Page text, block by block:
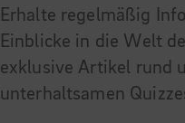
Erhalte regelmäßig
Einblicke in die Welt
exklusive Artikel rund
unterhaltsamen